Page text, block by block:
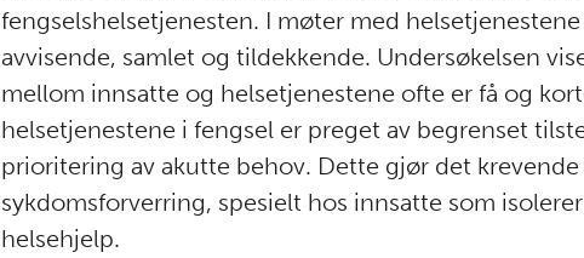
fengselshelsetjenesten. I møter med
avvisende, samlet og tildekkende. Undersøkelsen
mellom innsatte og helsetjenestene ofte er få og
helsetjenestene i fengsel er preget av begrenset
prioritering av akutte behov. Dette gjør det krevende
sykdomsforverring, spesielt hos innsatte som
helsehjelp.